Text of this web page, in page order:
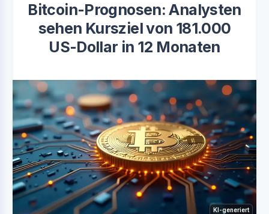
Bitcoin-Prognosen: Analysten
sehen Kursziel von 181.000
US-Dollar in 12 Monaten
KI-generiert